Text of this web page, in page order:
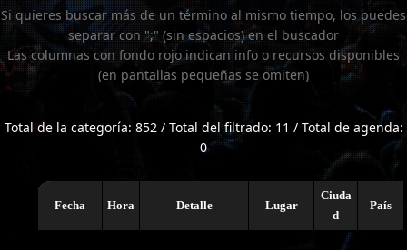
Si quieres buscar más de un término al mismo tiempo, los puedes
separar con ";" (sin espacios) en el buscador
Las columnas con fondo rojo indican info o recursos disponibles
(en pantallas pequeñas se omiten)
Total de la categoría: 852 / Total del filtrado: 11 / Total de agenda:
0
Fecha Hora Detalle Lugar
Ciuda
d
País